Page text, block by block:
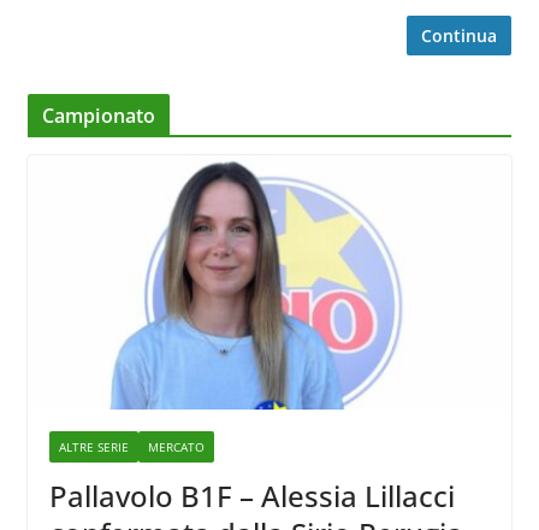
Continua
Campionato
ALTRE SERIE MERCATO
Pallavolo B1F – Alessia Lillacci